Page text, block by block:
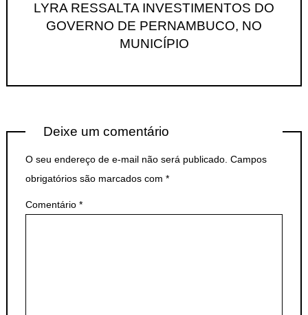
LYRA RESSALTA INVESTIMENTOS DO
GOVERNO DE PERNAMBUCO, NO
MUNICÍPIO
Deixe um comentário
O seu endereço de e-mail não será publicado. Campos
obrigatórios são marcados com *
Comentário *